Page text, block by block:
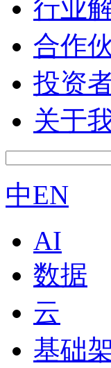
行业
合作
投资
关于
中EN
AI
数据
云
基础